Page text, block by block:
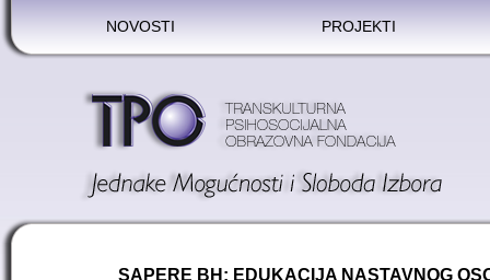
NOVOSTI PROJEKTI
SAPERE BH: EDUKACIJA NASTAVNOG